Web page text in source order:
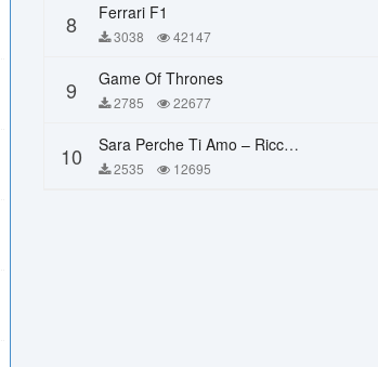
8 Ferrari F1
3038 42147
9 Game Of Thrones
2785 22677
10 Sara Perche Ti Amo – Ricchi E Poveri
2535 12695